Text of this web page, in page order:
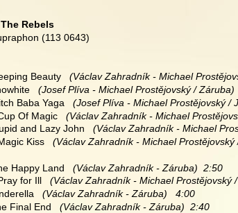
The Rebels
(113 0643)
Beauty
(Václav Zahradník - Michael
(Josef Plíva - Michael Prostějovský / Záruba)
Baba Yaga
(Josef Plíva - Michael Prostějovský /
Of Magic
(Václav Zahradník - Michael
and Lazy John
(Václav Zahradník - Michael
Kiss
(Václav Zahradník - Michael Prostějovský
Happy Land
   (Václav Zahradník - Záruba)  2:50
for Ill
(Václav Zahradník - Michael Prostějovský
   (Václav Zahradník - Záruba)   4:00
Final End
   (Václav Zahradník - Záruba)  2:40